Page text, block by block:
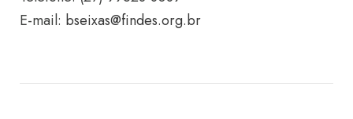
E-mail: bseixas@findes.org.br